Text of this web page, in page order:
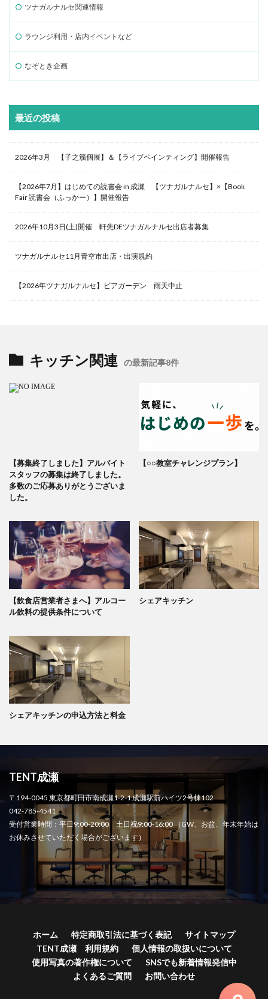
ツナガルナルセ関連情報
ラウンジ利用・店内イベントなど
なぞとき企画
最近の投稿
2026年3月 【子之籏個展】＆【ライブペインティング】開催報告
【2026年7月】はじめての読書会 in 成瀬 【ツナガルナルセ】×【Book
Fair 読書会（ふっかー）】開催報告
2026年10月3日(土)開催 軒先DEツナガルナルセ出店者募集
ツナガルナルセ11月青空市出店・出演規約
【2026年ツナガルナルセ】ビアガーデン 雨天中止
キッチン関連 の最新記事8件
【募集終了しました】アルバイト
スタッフの募集は終了しました。
多数のご応募ありがとうございま
した。
【○○教室チャレンジプラン】
【飲食店営業者さまへ】アルコー
ル飲料の提供条件について
シェアキッチン
シェアキッチンの申込方法と料金
TENT成瀬
〒194-0045 東京都町田市南成瀬1-2-1 成瀬駅前ハイツ2号棟102
042-785-4541
受付営業時間：平日9:00-20:00 土日祝9:00-16:00 （GW、お盆、年末年始は
お休みさせていただく場合がございます）
ホーム 特定商取引法に基づく表記
サイトマップ
TENT成瀬 利用規約
個人情報の取扱いについて
使用写真の著作権について
SNSでも新着情報発信中
よくあるご質問
お問い合わせ